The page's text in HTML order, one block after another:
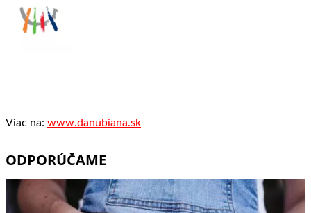
Viac na: www.danubiana.sk
ODPORÚČAME